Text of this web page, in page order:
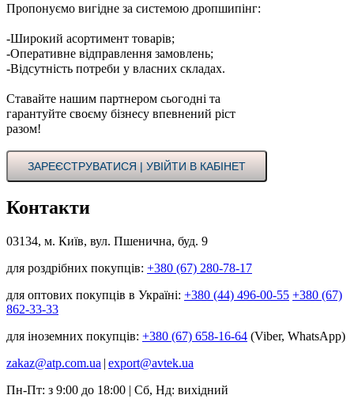
Пропонуємо вигідне за системою дропшипінг:
-Широкий асортимент товарів;
-Оперативне відправлення замовлень;
-Відсутність потреби у власних складах.
Ставайте нашим партнером сьогодні та
гарантуйте своєму бізнесу впевнений ріст
разом!
ЗАРЕЄСТРУВАТИСЯ | УВІЙТИ В КАБІНЕТ
Контакти
03134, м. Київ, вул. Пшенична, буд. 9
для роздрібних покупців: +380 (67) 280-78-17
для оптових покупців в Україні: +380 (44) 496-00-55 +380 (67)
862-33-33
для іноземних покупців: +380 (67) 658-16-64 (Viber, WhatsApp)
zakaz@atp.com.ua | export@avtek.ua
Пн-Пт: з 9:00 до 18:00 | Сб, Нд: вихідний